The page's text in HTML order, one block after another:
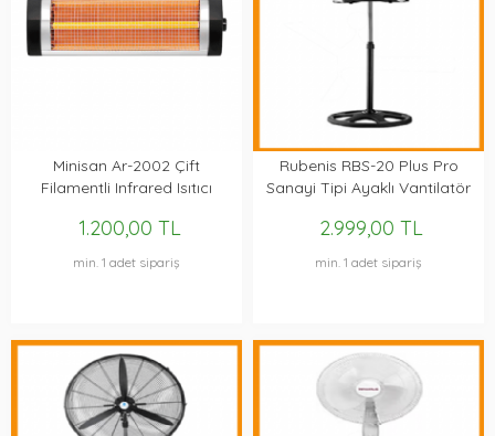
Minisan Ar-2002 Çift
Filamentli Infrared Isıtıcı
1.200,00 TL
min. 1 adet sipariş
Rubenis RBS-20 Plus Pro
Sanayi Tipi Ayaklı Vantilatör
2.999,00 TL
min. 1 adet sipariş